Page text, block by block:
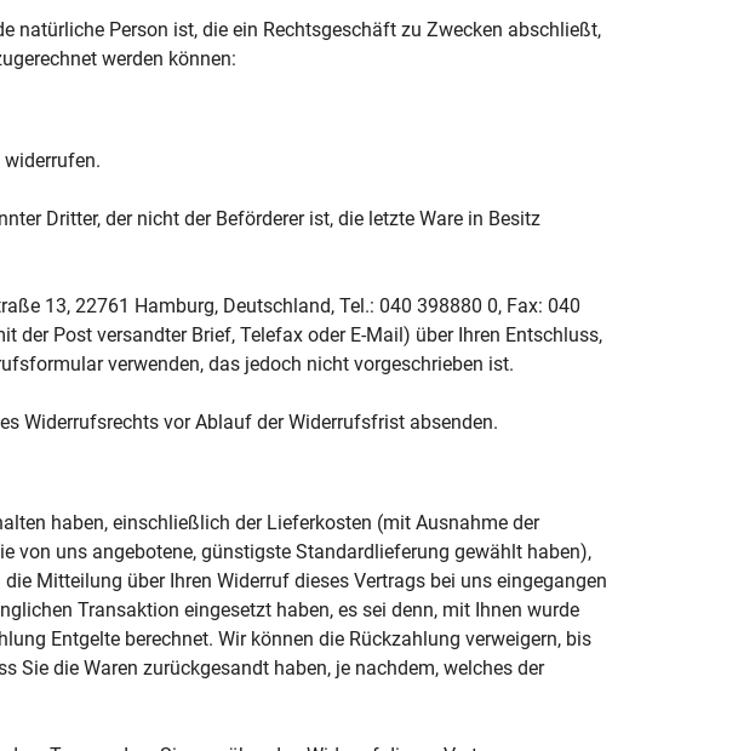
natürliche Person ist, die ein Rechtsgeschäft zu Zwecken abschließt,
werden können:
widerrufen.
Dritter, der nicht der Beförderer ist, die letzte Ware in Besitz
13, 22761 Hamburg, Deutschland, Tel.: 040 398880 0, Fax: 040
Post versandter Brief, Telefax oder E-Mail) über Ihren Entschluss,
verwenden, das jedoch nicht vorgeschrieben ist.
Widerrufsrechts vor Ablauf der Widerrufsfrist absenden.
haben, einschließlich der Lieferkosten (mit Ausnahme der
von uns angebotene, günstigste Standardlieferung gewählt haben),
Mitteilung über Ihren Widerruf dieses Vertrags bei uns eingegangen
Transaktion eingesetzt haben, es sei denn, mit Ihnen wurde
Entgelte berechnet. Wir können die Rückzahlung verweigern, bis
Sie die Waren zurückgesandt haben, je nachdem, welches der